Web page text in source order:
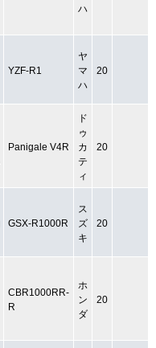
ハ
YZF-R1
ヤ
マ
ハ
20
Panigale V4R
ド
ゥ
カ
テ
ィ
20
GSX-R1000R
ス
ズ
キ
20
CBR1000RR-
R
ホ
ン
ダ
20